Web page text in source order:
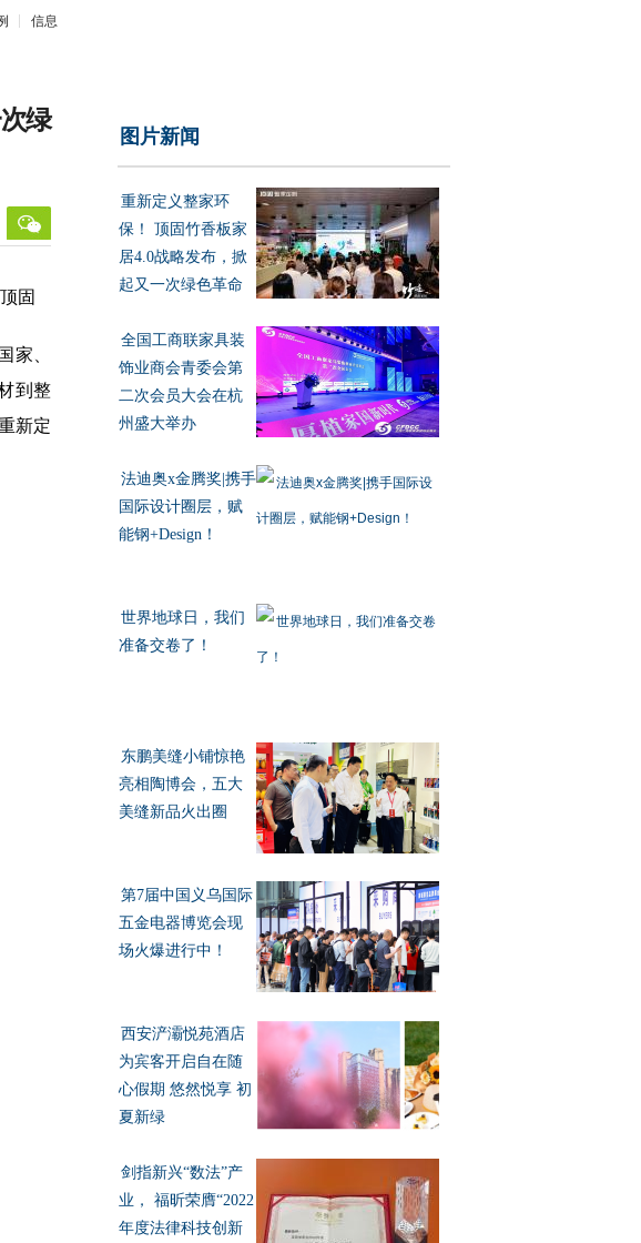
信息
绿
固
家、
到整
新定
图片新闻
重新定义整家环
保！ 顶固竹香板家
居4.0战略发布，掀
起又一次绿色革命
全国工商联家具装
饰业商会青委会第
二次会员大会在杭
州盛大举办
法迪奥x金腾奖|携手
国际设计圈层，赋
能钢+Design！
世界地球日，我们
准备交卷了！
东鹏美缝小铺惊艳
亮相陶博会，五大
美缝新品火出圈
第7届中国义乌国际
五金电器博览会现
场火爆进行中！
西安浐灞悦苑酒店
为宾客开启自在随
心假期 悠然悦享 初
夏新绿
剑指新兴“数法”产
业， 福昕荣膺“2022
年度法律科技创新